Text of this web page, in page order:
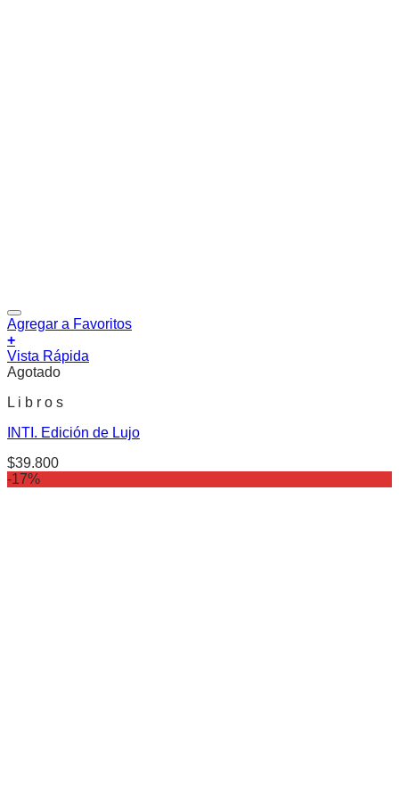
Agregar a Favoritos
+
Vista Rápida
Agotado
L i b r o s
INTI. Edición de Lujo
$39.800
-17%